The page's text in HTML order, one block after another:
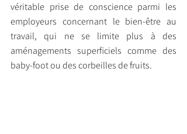
véritable prise de conscience parmi les
employeurs concernant le bien-être au
travail, qui ne se limite plus à des
aménagements superficiels comme des
baby-foot ou des corbeilles de fruits.